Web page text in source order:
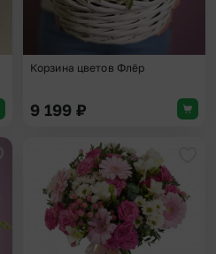
Корзина цветов Флёр
9 199 ₽
Добавить в избранное